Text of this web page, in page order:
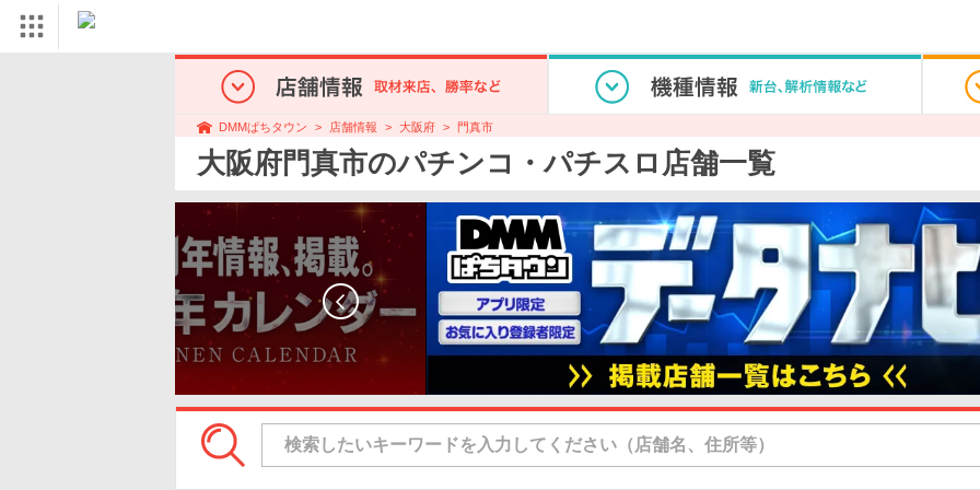
DMMぱちタウン 店舗情報 大阪府 門真市
大阪府門真市のパチンコ・パチスロ店舗一覧